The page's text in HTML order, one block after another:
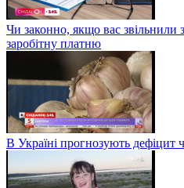
Чи законно, якщо вас звільнили
заробітну платню
В Україні прогнозують дефіцит